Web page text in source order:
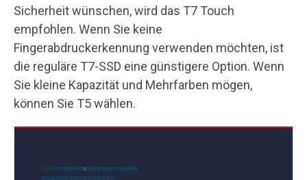
Sicherheit wünschen, wird das T7 Touch
empfohlen. Wenn Sie keine
Fingerabdruckerkennung verwenden möchten, ist
die reguläre T7-SSD eine günstigere Option. Wenn
Sie kleine Kapazität und Mehrfarben mögen,
können Sie T5 wählen.